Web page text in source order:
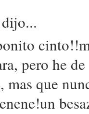
dijo...
pero he
que